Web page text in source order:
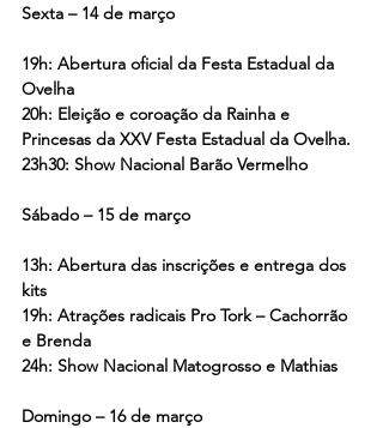
Sexta – 14 de março
19h: Abertura oficial da Festa Estadual da
Ovelha
20h: Eleição e coroação da Rainha e
Princesas da XXV Festa Estadual da Ovelha.
23h30: Show Nacional Barão Vermelho
Sábado – 15 de março
13h: Abertura das inscrições e entrega dos
kits
19h: Atrações radicais Pro Tork – Cachorrão
e Brenda
24h: Show Nacional Matogrosso e Mathias
Domingo – 16 de março